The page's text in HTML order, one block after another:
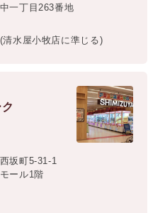
一丁目263番地
水屋小牧店に準じる)
坂町5-31-1
ール1階